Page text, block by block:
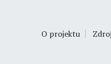
O projektu